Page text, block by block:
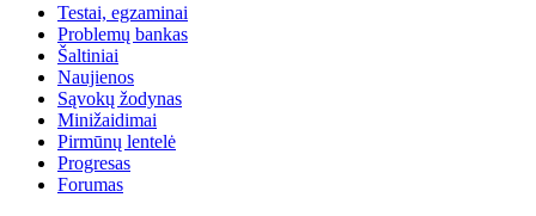
Testai, egzaminai
Problemų bankas
Šaltiniai
Naujienos
Sąvokų žodynas
Minižaidimai
Pirmūnų lentelė
Progresas
Forumas